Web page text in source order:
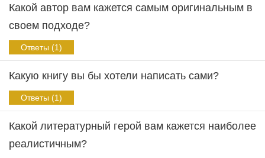
Какой автор вам кажется самым оригинальным в
своем подходе?
Ответы (1)
Какую книгу вы бы хотели написать сами?
Ответы (1)
Какой литературный герой вам кажется наиболее
реалистичным?